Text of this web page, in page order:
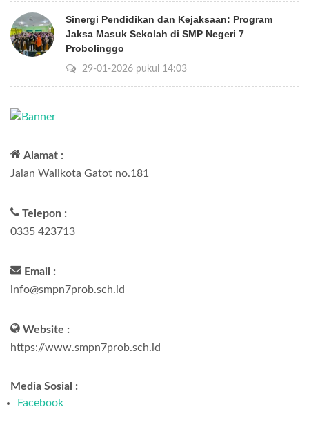
Sinergi Pendidikan dan Kejaksaan: Program
Jaksa Masuk Sekolah di SMP Negeri 7
Probolinggo
29-01-2026 pukul 14:03
Alamat :
Jalan Walikota Gatot no.181
Telepon :
0335 423713
Email :
info@smpn7prob.sch.id
Website :
https://www.smpn7prob.sch.id
Media Sosial :
Facebook